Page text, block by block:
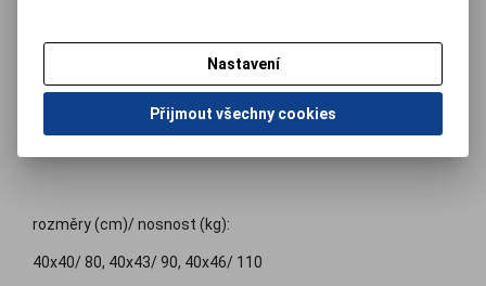
- maximální efektivní zatížení: 180 kg
rozměry (cm)/ nosnost (kg):
40x40/ 80, 40x43/ 90, 40x46/ 110
Nastavení
Přijmout všechny cookies